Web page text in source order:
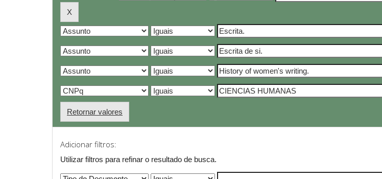
Retornar valores
Adicionar filtros:
Utilizar filtros para refinar o resultado de busca.